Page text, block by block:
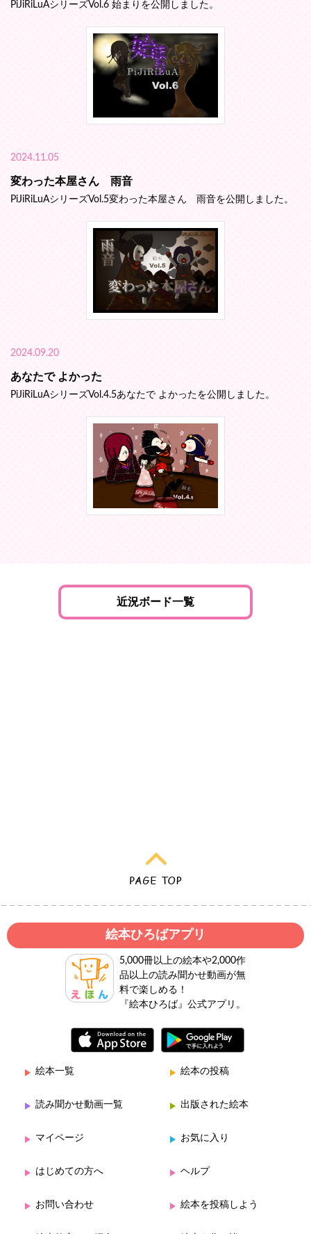
PiJiRiLuAシリーズVol.6 始まりを公開しました。
2024.11.05
変わった本屋さん 雨音
PiJiRiLuAシリーズVol.5変わった本屋さん 雨音を公開しました。
2024.09.20
あなたで よかった
PiJiRiLuAシリーズVol.4.5あなたで よかったを公開しました。
近況ボード一覧
絵本ひろばアプリ
5,000冊以上の絵本や2,000作
品以上の読み聞かせ動画が無
料で楽しめる！
『絵本ひろば』公式アプリ。
絵本一覧 絵本の投稿
読み聞かせ動画一覧 出版された絵本
マイページ お気に入り
はじめての方へ ヘルプ
お問い合わせ 絵本を投稿しよう